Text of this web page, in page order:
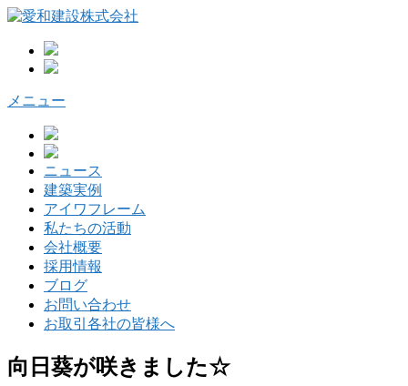
コ
へ
メニュー
ニュース
建築実例
アイワフレーム
私たちの活動
会社概要
採用情報
ブログ
お問い合わせ
お取引各社の皆様へ
向日葵が咲きました☆